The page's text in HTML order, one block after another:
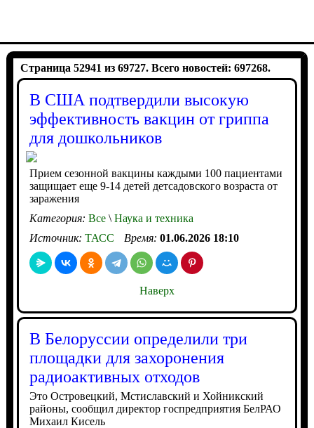
Страница 52941 из 69727. Всего новостей: 697268.
В США подтвердили высокую
эффективность вакцин от гриппа
для дошкольников
Прием сезонной вакцины каждыми 100 пациентами
защищает еще 9-14 детей детсадовского возраста от
заражения
Категория: Все\Наука и техника
Источник: ТАСС Время: 01.06.2026 18:10
Наверх
В Белоруссии определили три
площадки для захоронения
радиоактивных отходов
Это Островецкий, Мстиславский и Хойникский
районы, сообщил директор госпредприятия БелРАО
Михаил Кисель